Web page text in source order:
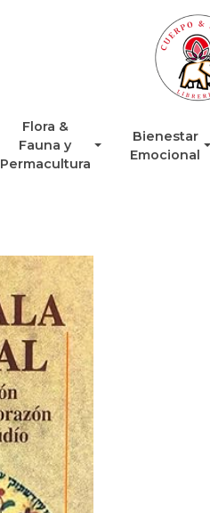
Flora &
Fauna y
Permacultura
Bienestar
Emocional